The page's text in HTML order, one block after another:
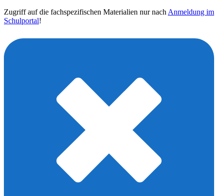
Zugriff auf die fachspezifischen Materialien nur nach Anmeldung im
Schulportal!